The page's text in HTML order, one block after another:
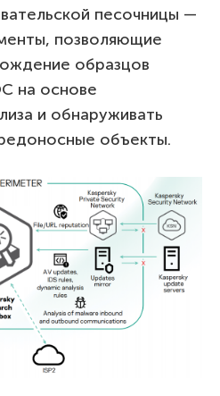
песочницы —
позволяющие
образцов
на основе
и обнаруживать
объекты.